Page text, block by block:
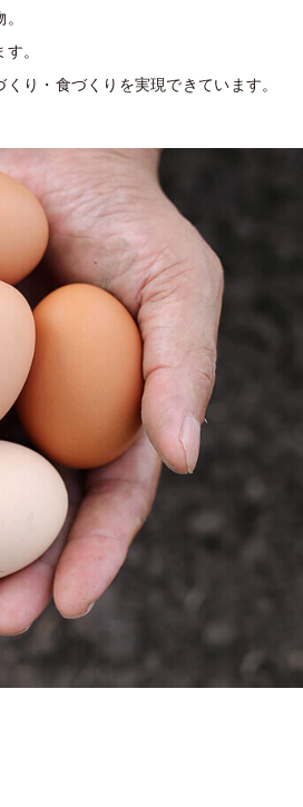
。
り・食づくりを実現できています。